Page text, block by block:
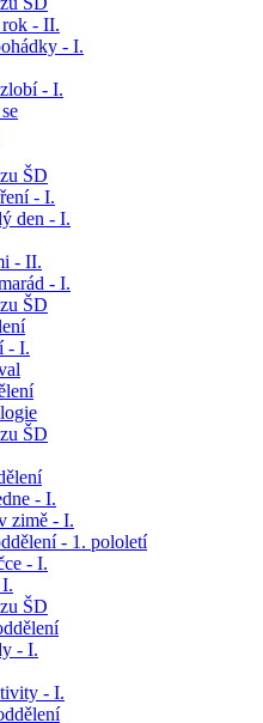
rok - II.
- I.
- I.
ŠD
- I.
den - I.
- II.
- I.
ŠD
- I.
ŠD
- I.
zimě - I.
- 1. pololetí
- I.
ŠD
- I.
- I.